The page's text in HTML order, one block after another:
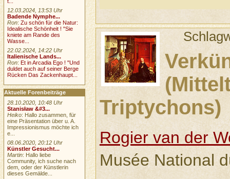
Triptychons)
Rogier van der
Musée National
12.03.2024, 13:53 Uhr
Badende Nymphe...
Ron:Zu schön für die Natur:
Idealische Schönheit ! "Sie
kniete am Rande des
Wasse...
22.02.2024, 14:22 Uhr
Italienische Lands...
Ron:Et in Arcadia Ego ! "Und
duldet auch auf seiner Berge
Rücken Das Zackenhaupt...
Aktuelle Forenbeiträge
28.10.2020, 10:48 Uhr
Stanisław &#3...
Heiko: Hallo zusammen, für
eine Präsentation über u. A.
Impressionismus möchte ich
e...
08.06.2020, 20:12 Uhr
Künstler Gesucht...
Martin: Hallo liebe
Community, ich suche nach
dem, oder der Künstlerin
dieses Gemälde...